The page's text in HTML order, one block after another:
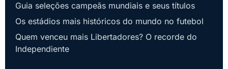
Guia seleções campeãs mundiais e seus títulos
Os estádios mais históricos do mundo no futebol
Quem venceu mais Libertadores? O recorde do
Independiente